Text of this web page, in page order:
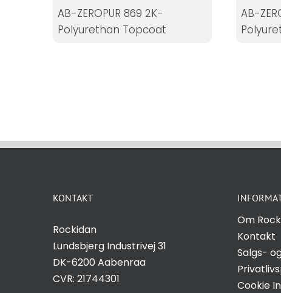
AB-ZEROPUR 869 2K-
Polyurethan Topcoat
AB-
KONTAKT
Rockidan
Lundsbjerg Industrivej 31
DK-6200 Aabenraa
CVR: 21744301
Om
Kontakt
Salgs-
Cookie
og struktur, ud
hjemmesiden
skal fungere
cookies,
forsvinder
funktioner fra